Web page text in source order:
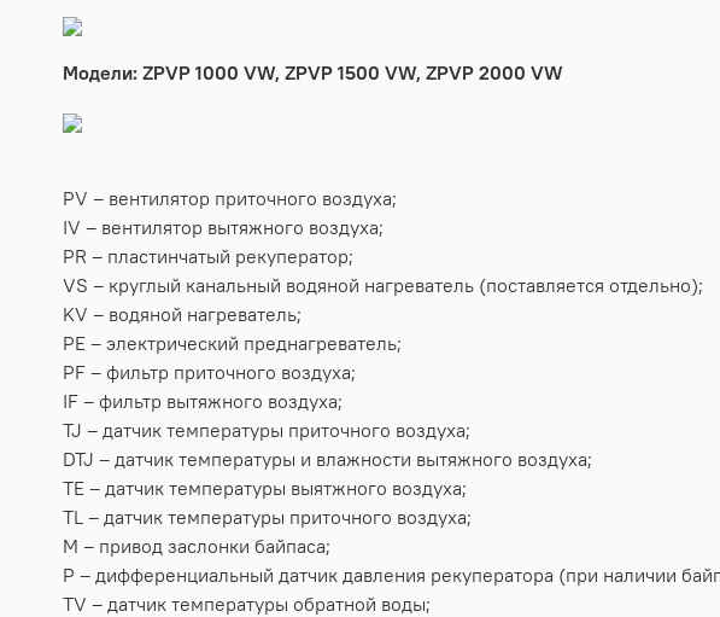
Модели: ZPVP 1000 VW, ZPVP 1500 VW, ZPVP 2000 VW
PV – вентилятор приточного воздуха;
IV – вентилятор вытяжного воздуха;
PR – пластинчатый рекуператор;
VS – круглый канальный водяной нагреватель (поставляется отдельно);
KV – водяной нагреватель;
PE – электрический преднагреватель;
PF – фильтр приточного воздуха;
IF – фильтр вытяжного воздуха;
TJ – датчик температуры приточного воздуха;
DTJ – датчик температуры и влажности вытяжного воздуха;
TE – датчик температуры выятжного воздуха;
TL – датчик температуры приточного воздуха;
М – привод заслонки байпаса;
P – дифференциальный датчик давления рекуператора (при наличии
TV – датчик температуры обратной воды;